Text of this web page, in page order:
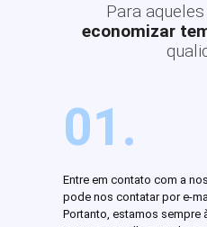
Para
economizar
01.
Entre em contato com a
pode nos contatar por e-
Portanto, estamos sempre